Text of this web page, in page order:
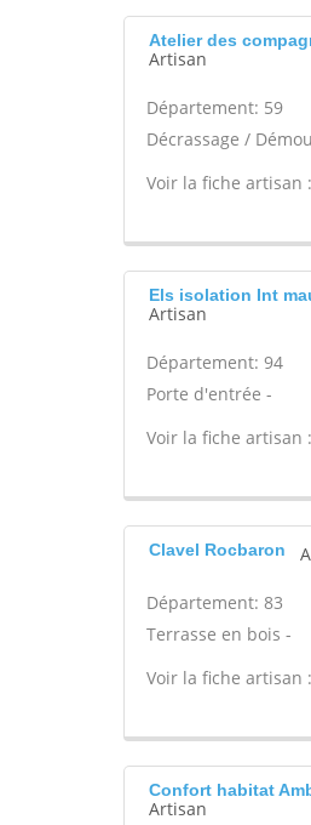
Atelier des
Artisan
Département: 59
Décrassage /
Voir la fiche artisan :
Els isolation Int
Artisan
Département: 94
Porte d'entrée -
Voir la fiche artisan :
Clavel Rocbaron
Département: 83
Terrasse en bois -
Voir la fiche artisan :
Confort habitat
Artisan